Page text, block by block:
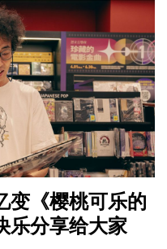
变《樱桃可乐的
乐分享给大家